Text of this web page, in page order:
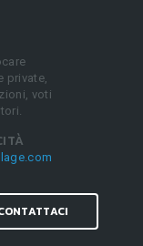
private,
voti